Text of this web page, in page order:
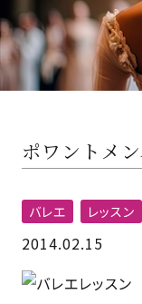
ポワントメ
バレエ レッスン
2014.02.15